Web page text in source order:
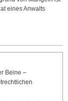
eines Anwalts
Beine –